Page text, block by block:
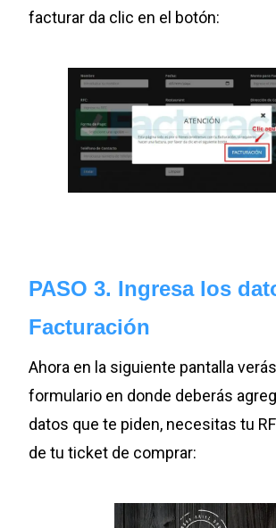
facturar da clic en el botón:
PASO 3. Ingresa los
Facturación
Ahora en la siguiente pantalla
formulario en donde deberás
datos que te piden, necesitas tu
de tu ticket de comprar: